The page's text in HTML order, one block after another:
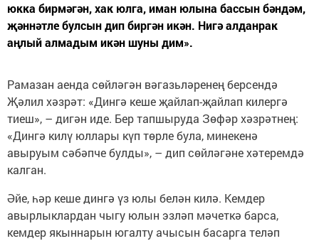
юкка бирмәгән, хак юлга, иман юлына бассын бәндәм,
җәннәтле булсын дип биргән икән. Нигә алданрак
аңлый алмадым икән шуны дим».
Рамазан аенда сөйләгән вәгазьләренең берсендә
Җәлил хәзрәт: «Дингә кеше җайлап-җайлап килергә
тиеш», – дигән иде. Бер тапшыруда Зөфәр хәзрәтнең:
«Дингә килү юллары күп төрле була, минекенә
авыруым сәбәпче булды», – дип сөйләгәне хәтеремдә
калган.
Әйе, һәр кеше дингә үз юлы белән килә. Кемдер
авырлыклардан чыгу юлын эзләп мәчеткә барса,
кемдер якыннарын югалту ачысын басарга теләп